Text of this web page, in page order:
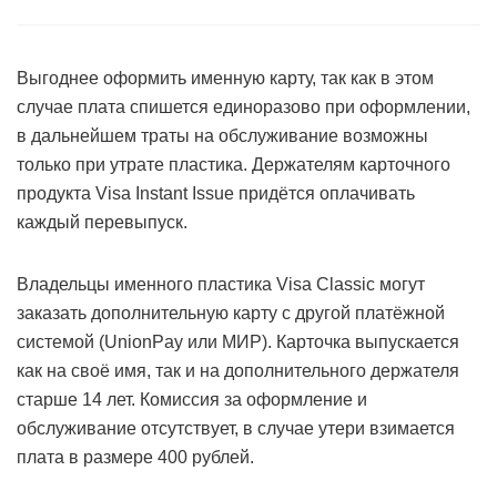
Выгоднее оформить именную карту, так как в этом
случае плата спишется единоразово при оформлении,
в дальнейшем траты на обслуживание возможны
только при утрате пластика. Держателям карточного
продукта Visa Instant Issue придётся оплачивать
каждый перевыпуск.
Владельцы именного пластика Visa Classic могут
заказать дополнительную карту с другой платёжной
системой (UnionPay или МИР). Карточка выпускается
как на своё имя, так и на дополнительного держателя
старше 14 лет. Комиссия за оформление и
обслуживание отсутствует, в случае утери взимается
плата в размере 400 рублей.